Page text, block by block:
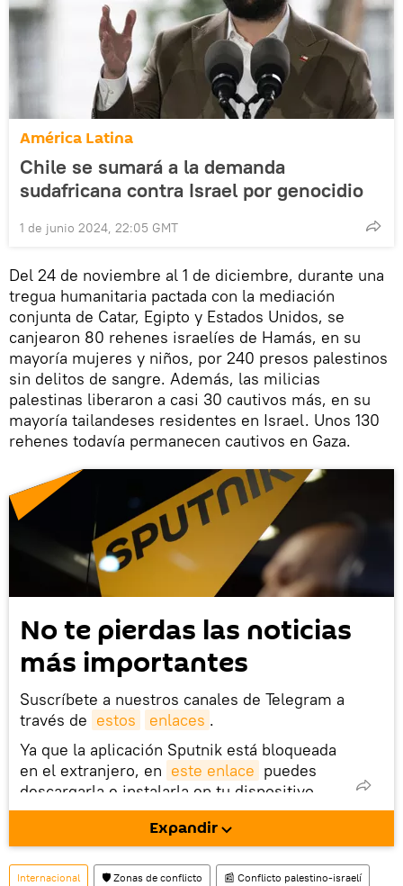
América Latina
Chile se sumará a la demanda
sudafricana contra Israel por genocidio
1 de junio 2024, 22:05 GMT
Del 24 de noviembre al 1 de diciembre, durante una
tregua humanitaria pactada con la mediación
conjunta de Catar, Egipto y Estados Unidos, se
canjearon 80 rehenes israelíes de Hamás, en su
mayoría mujeres y niños, por 240 presos palestinos
sin delitos de sangre. Además, las milicias
palestinas liberaron a casi 30 cautivos más, en su
mayoría tailandeses residentes en Israel. Unos 130
rehenes todavía permanecen cautivos en Gaza.
No te pierdas las noticias
más importantes
Suscríbete a nuestros canales de Telegram a
través de estos enlaces .
Ya que la aplicación Sputnik está bloqueada
en el extranjero, en este enlace puedes
descargarla e instalarla en tu dispositivo
móvil (¡solo para Android!).
También tenemos una cuenta en la red
social rusa VK .
Expandir
Internacional 🛡️ Zonas de conflicto 📰 Conflicto palestino-israelí